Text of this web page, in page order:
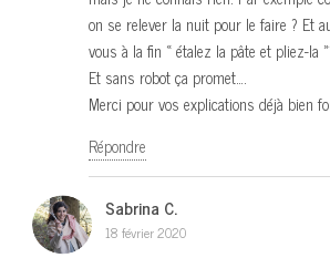
on se relever la nuit pour le faire ? Et
vous à la fin « étalez la pâte et pliez-la
Et sans robot ça promet….
Merci pour vos explications déjà bien
Répondre
Sabrina C.
18 février 2020